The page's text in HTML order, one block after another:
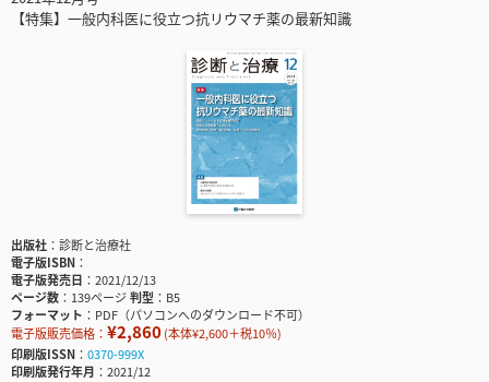
【特集】一般内科医に役立つ抗リウマチ薬の最新知識
出版社
診断と治療社
電子版ISBN
電子版発売日
2021/12/13
ページ数
139ページ判型
B5
フォーマット
PDF（パソコンへのダウンロード不可）
電子版販売価格： ¥2,860(本体¥2,600＋税10％)
印刷版ISSN
0370-999X
印刷版発行年月
2021/12